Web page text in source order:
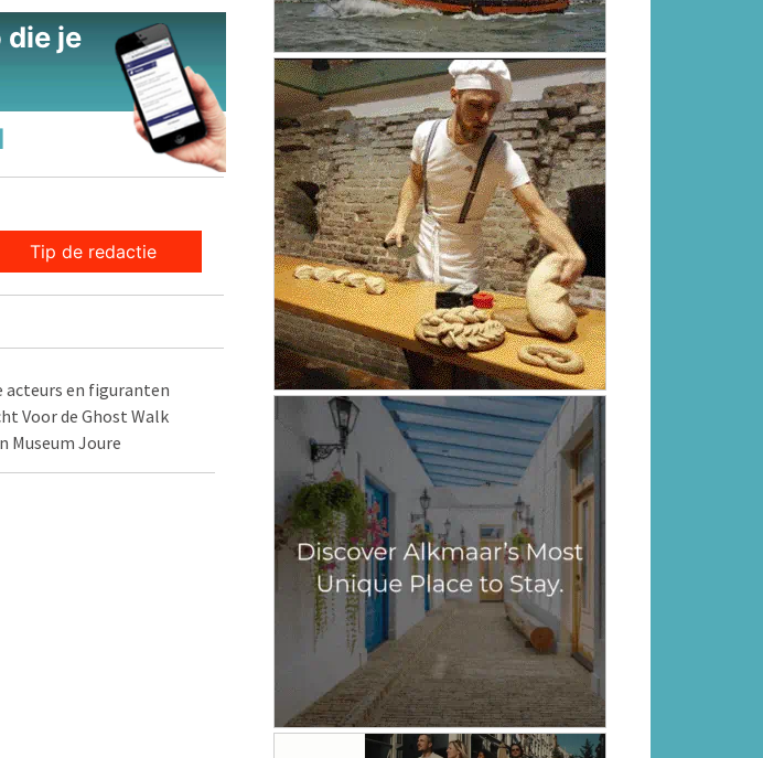
die je
Tip de redactie
acteurs en figuranten
Voor de Ghost Walk
Museum Joure